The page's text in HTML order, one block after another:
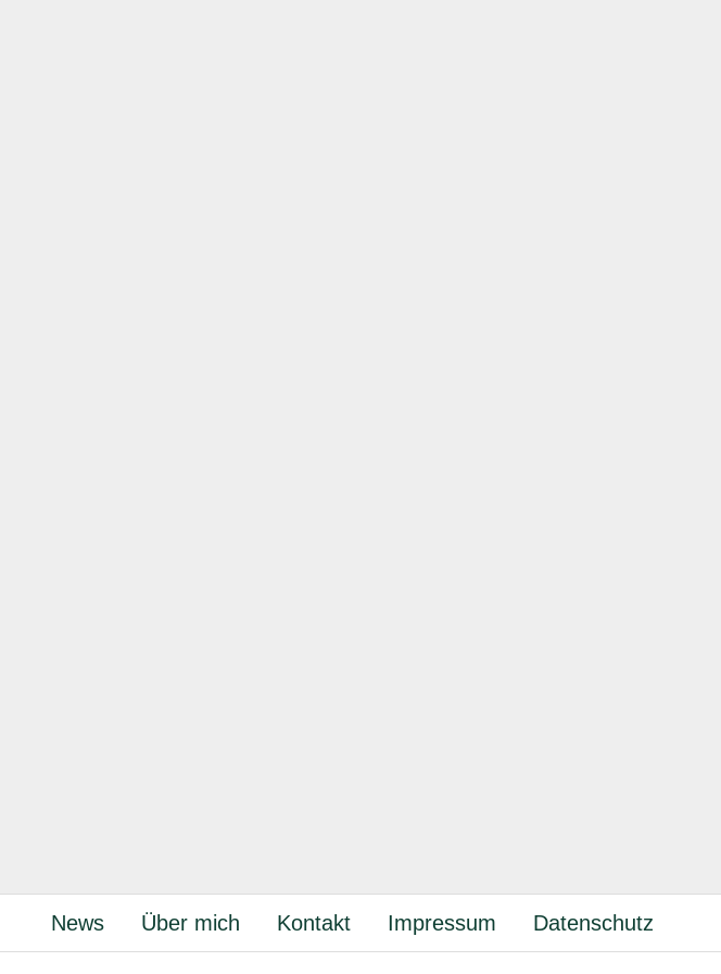
News Über mich Kontakt Impressum Datenschutz